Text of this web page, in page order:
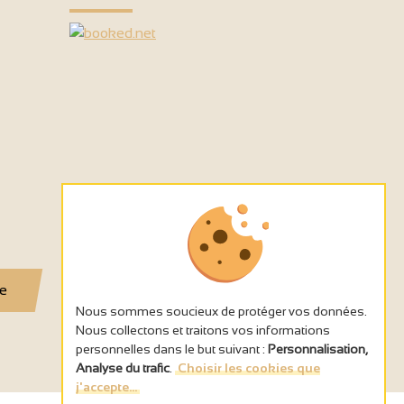
Nous sommes soucieux de protéger vos données.
Nous collectons et traitons vos informations
personnelles dans le but suivant : Personnalisation,
Analyse du trafic Choisir les cookies que
j'accepte...